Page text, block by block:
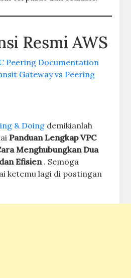
Resmi AWS
Peering Documentation
Gateway vs Peering
& Doing demikianlah
Panduan Lengkap VPC
Menghubungkan Dua
Efisien. Semoga
ketemu lagi di postingan